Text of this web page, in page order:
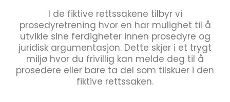
I de fiktive rettssakene tilbyr vi
prosedyretrening hvor en har mulighet til å
utvikle sine ferdigheter innen prosedyre og
juridisk argumentasjon. Dette skjer i et trygt
miljø hvor du frivillig kan melde deg til å
prosedere eller bare ta del som tilskuer i den
fiktive rettssaken.